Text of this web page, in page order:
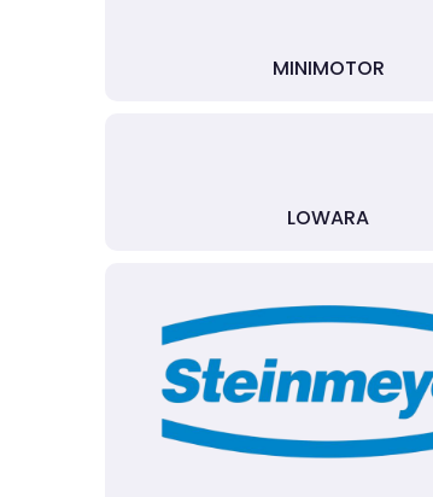
MINIMOTOR
LOWARA